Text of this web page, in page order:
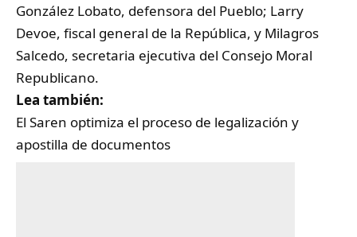
González Lobato, defensora del Pueblo; Larry
Devoe, fiscal general de la República, y Milagros
Salcedo, secretaria ejecutiva del Consejo Moral
Republicano.
Lea también:
El Saren optimiza el proceso de legalización y
apostilla de documentos